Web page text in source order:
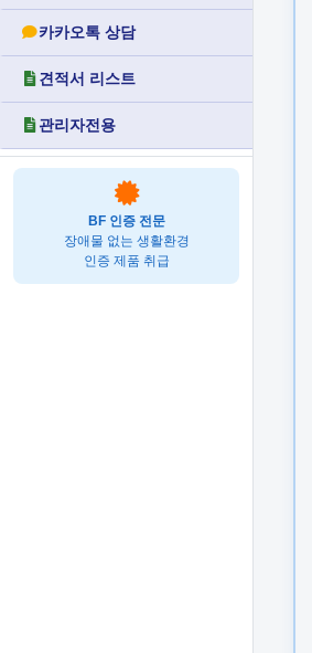
카카오톡 상담
견적서 리스트
관리자전용
BF 인증 전문
장애물 없는 생활환경
인증 제품 취급